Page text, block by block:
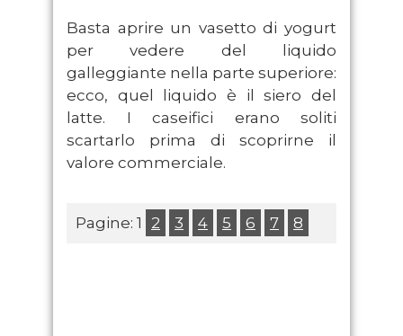
Basta aprire un vasetto di yogurt
per vedere del liquido
galleggiante nella parte superiore:
ecco, quel liquido è il siero del
latte. I caseifici erano soliti
scartarlo prima di scoprirne il
valore commerciale.
Pagine: 1 2 3 4 5 6 7 8